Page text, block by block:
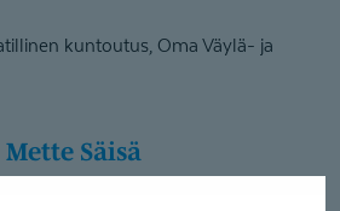
kuntoutus, Oma Väylä- ja
Mette Säisä